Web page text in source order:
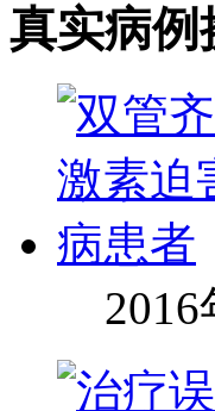
真实病例